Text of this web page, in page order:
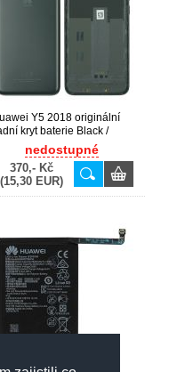
Y5 2018 originální
kryt baterie Black /
(Service Pack) -
97070UUK,
nedostupné
370,- Kč
(15,30 EUR)